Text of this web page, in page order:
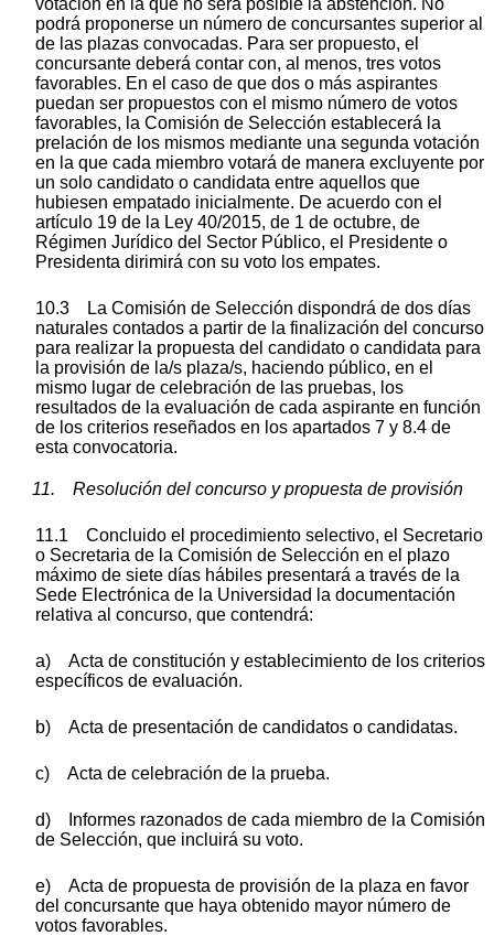
podrá proponerse un número de concursantes superior al
de las plazas convocadas. Para ser propuesto, el
concursante deberá contar con, al menos, tres votos
favorables. En el caso de que dos o más aspirantes
puedan ser propuestos con el mismo número de votos
favorables, la Comisión de Selección establecerá la
prelación de los mismos mediante una segunda votación
en la que cada miembro votará de manera excluyente por
un solo candidato o candidata entre aquellos que
hubiesen empatado inicialmente. De acuerdo con el
artículo 19 de la Ley 40/2015, de 1 de octubre, de
Régimen Jurídico del Sector Público, el Presidente o
Presidenta dirimirá con su voto los empates.
10.3 La Comisión de Selección dispondrá de dos días
naturales contados a partir de la finalización del concurso
para realizar la propuesta del candidato o candidata para
la provisión de la/s plaza/s, haciendo público, en el
mismo lugar de celebración de las pruebas, los
resultados de la evaluación de cada aspirante en función
de los criterios reseñados en los apartados 7 y 8.4 de
esta convocatoria.
11. Resolución del concurso y propuesta de provisión
11.1 Concluido el procedimiento selectivo, el Secretario
o Secretaria de la Comisión de Selección en el plazo
máximo de siete días hábiles presentará a través de la
Sede Electrónica de la Universidad la documentación
relativa al concurso, que contendrá:
a) Acta de constitución y establecimiento de los criterios
específicos de evaluación.
b) Acta de presentación de candidatos o candidatas.
c) Acta de celebración de la prueba.
d) Informes razonados de cada miembro de la Comisión
de Selección, que incluirá su voto.
e) Acta de propuesta de provisión de la plaza en favor
del concursante que haya obtenido mayor número de
votos favorables.